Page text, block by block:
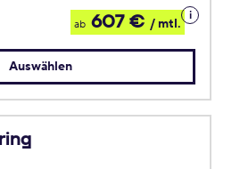
ab 607 € / mtl.
Details
zum
Auswählen